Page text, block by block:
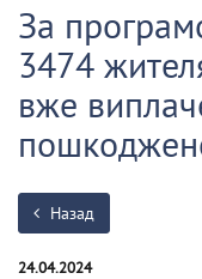
За
3474
вже
Назад
24.04.2024